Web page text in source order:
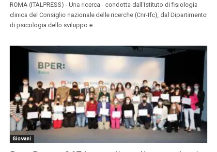
ROMA (ITALPRESS) - Una ricerca ­- condotta dall'Istituto di fisiologia
clinica del Consiglio nazionale delle ricerche (Cnr-Ifc), dal Dipartimento
di psicologia dello sviluppo e...
Giovani